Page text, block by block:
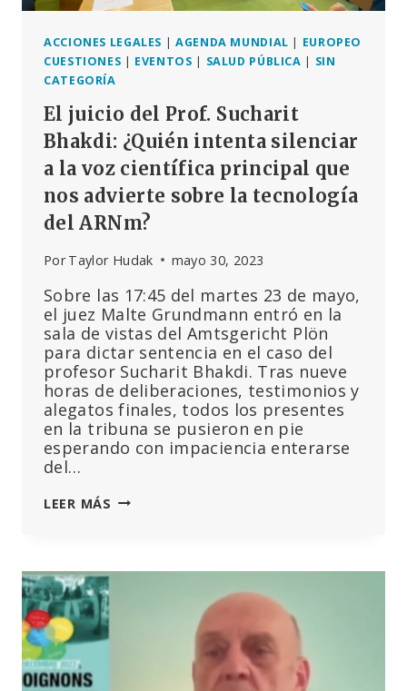
ACCIONES LEGALES | AGENDA MUNDIAL | EUROPEO
CUESTIONES | EVENTOS | SALUD PÚBLICA | SIN
CATEGORÍA
El juicio del Prof. Sucharit
Bhakdi: ¿Quién intenta silenciar
a la voz científica principal que
nos advierte sobre la tecnología
del ARNm?
Por Taylor Hudak mayo 30, 2023
Sobre las 17:45 del martes 23 de mayo,
el juez Malte Grundmann entró en la
sala de vistas del Amtsgericht Plön
para dictar sentencia en el caso del
profesor Sucharit Bhakdi. Tras nueve
horas de deliberaciones, testimonios y
alegatos finales, todos los presentes
en la tribuna se pusieron en pie
esperando con impaciencia enterarse
del…
LEER MÁS EL